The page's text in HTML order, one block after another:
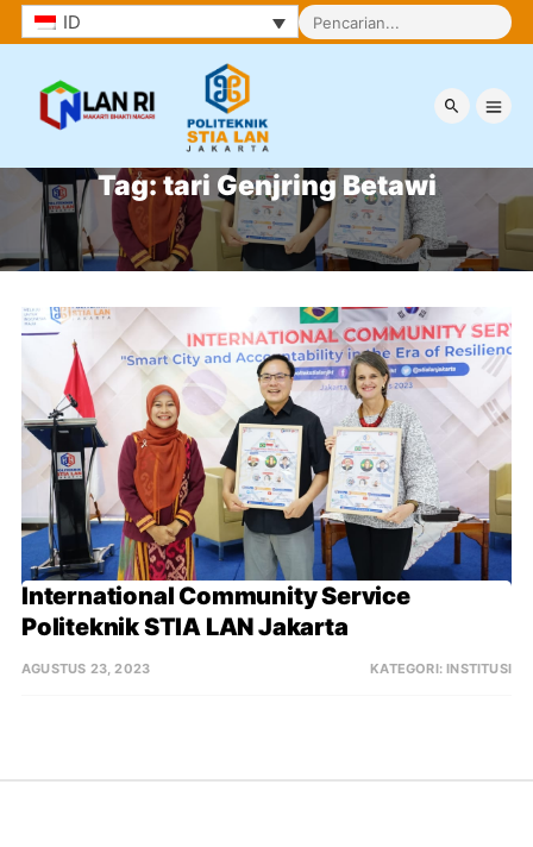
ID
Tag:tari Genjring Betawi
International Community Service
Politeknik STIA LAN Jakarta
AGUSTUS 23, 2023 KATEGORI:INSTITUSI